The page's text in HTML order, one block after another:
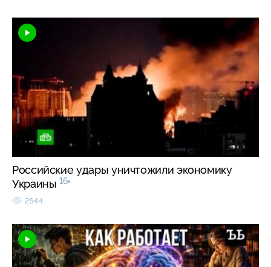
Российские удары уничтожили экономику
Украины 16+
2544